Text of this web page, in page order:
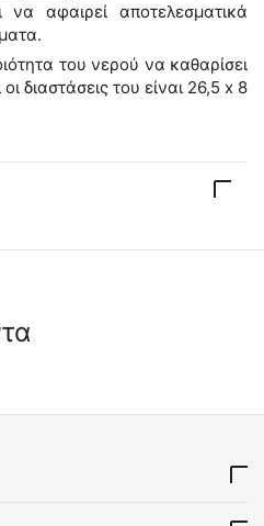
αφαιρεί αποτελεσματικά
του νερού να καθαρίσει
οι διαστάσεις του είναι 26,5 x 8
TRANS-OCEAN® SURVIVOR